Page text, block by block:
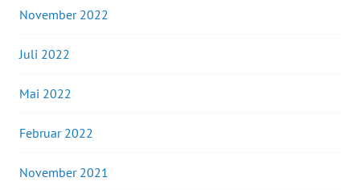
November 2022
Juli 2022
Mai 2022
Februar 2022
November 2021